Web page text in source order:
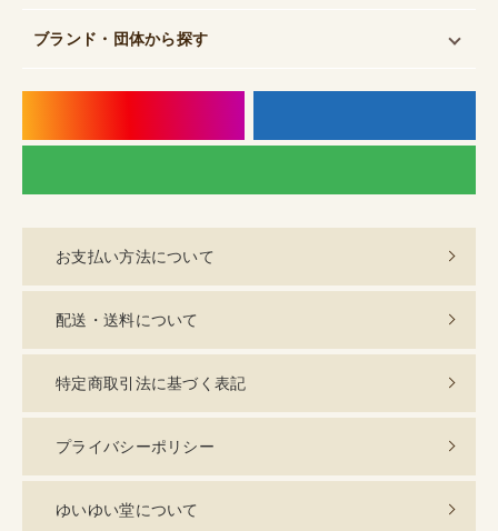
ブランド・団体から探す
お支払い方法について
配送・送料について
特定商取引法に基づく表記
プライバシーポリシー
ゆいゆい堂について